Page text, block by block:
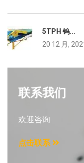
5TPH 钨...
20 12 月,
联系我们
欢迎咨询
点击联系